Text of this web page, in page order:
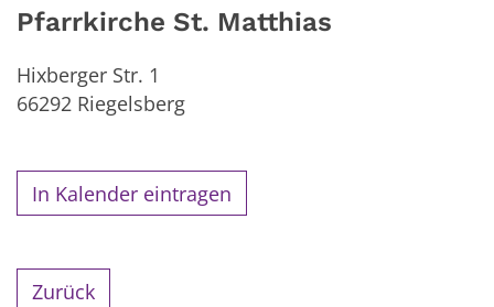
Pfarrkirche St. Matthias
Hixberger Str. 1
66292 Riegelsberg
In Kalender eintragen
Zurück